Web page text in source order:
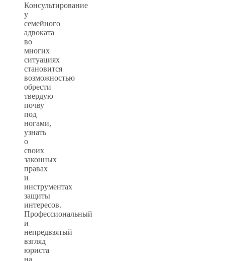
Консультирование
у
семейного
адвоката
во
многих
ситуациях
становится
возможностью
обрести
твердую
почву
под
ногами,
узнать
о
своих
законных
правах
и
инструментах
защиты
интересов.
Профессиональный
и
непредвзятый
взгляд
юриста
на